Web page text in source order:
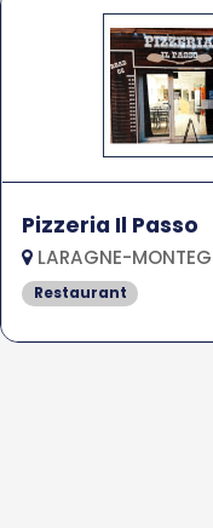
Pizzeria Il Passo
LARAGNE-
Restaurant